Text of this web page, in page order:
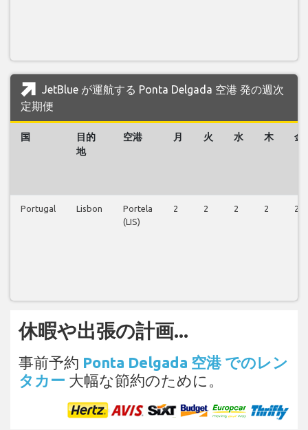
JetBlue が運航する Ponta Delgada 空港 発の週次
定期便
国
目的
地
空港 月 火 水 木 金
Portugal Lisbon
Portela
(LIS)
2 2 2 2 2
休暇や出張の計画...
事前予約 Ponta Delgada 空港 でのレン
タカー 大幅な節約のために。